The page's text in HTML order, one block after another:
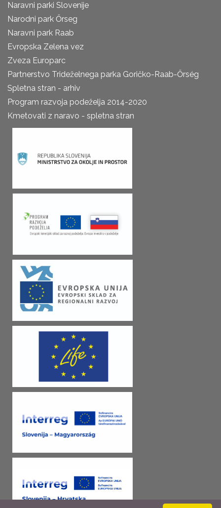
Naravni parki Slovenije
Narodni park Őrseg
Naravni park Raab
Evropska Zelena vez
Zveza Europarc
Partnerstvo Trideželnega parka Goričko-Raab-Őrség
Spletna stran - arhiv
Program razvoja podeželja 2014-2020
Kmetovati z naravo - spletna stran